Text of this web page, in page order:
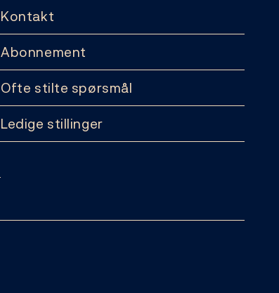
Kontakt
Abonnement
Ofte stilte spørsmål
Ledige stillinger